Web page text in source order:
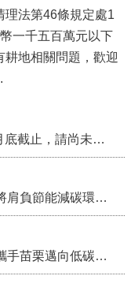
法第46條規定處1
一千五百萬元以下
地相關問題，歡迎